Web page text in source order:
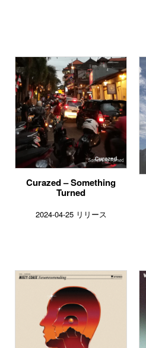
Curazed – Something
Turned
2024-04-25 リリース